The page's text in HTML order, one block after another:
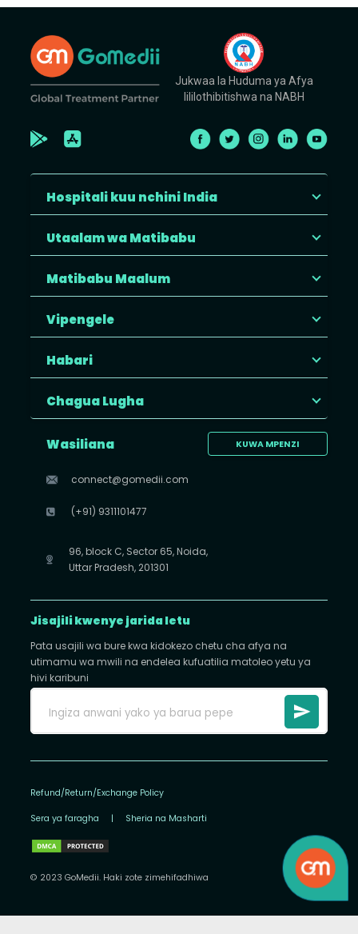
Jukwaa la Huduma ya Afya
lililothibitishwa na NABH
Hospitali kuu nchini India
Utaalam wa Matibabu
Matibabu Maalum
Vipengele
Habari
Chagua Lugha
KUWA MPENZI
Wasiliana
connect@gomedii.com
(+91) 9311101477
96, block C, Sector 65, Noida,
Uttar Pradesh, 201301
Jisajili kwenye jarida letu
Pata usajili wa bure kwa kidokezo chetu cha afya na
utimamu wa mwili na endelea kufuatilia matoleo yetu ya
hivi karibuni
Refund/Return/Exchange Policy
Sera ya faragha | Sheria na Masharti
© 2023 GoMedii. Haki zote zimehifadhiwa